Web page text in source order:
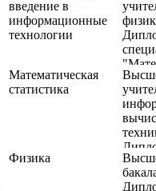
растениеводству
введение в
информационные
технологии
Математическая
статистика
Физика